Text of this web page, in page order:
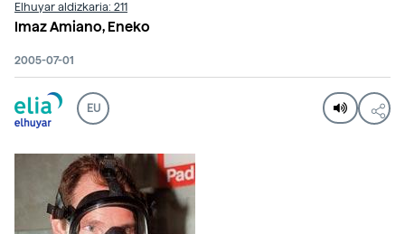
Elhuyar aldizkaria: 211
Imaz Amiano, Eneko
2005-07-01
EU